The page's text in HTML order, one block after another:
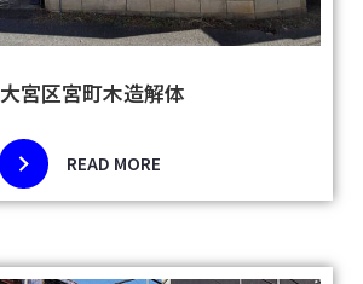
大宮区宮町木造解体
READ MORE